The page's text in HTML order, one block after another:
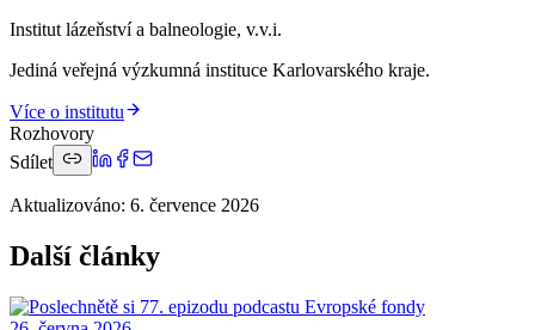
Institut lázeňství a balneologie, v.v.i.
Jediná veřejná výzkumná instituce Karlovarského kraje.
Více o institutu
Rozhovory
Sdílet
Aktualizováno: 6. července 2026
Další články